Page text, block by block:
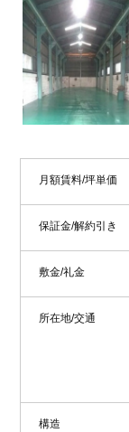
月額賃料/坪単価
保証金/解約引き
敷金/礼金
所在地/交通
構造